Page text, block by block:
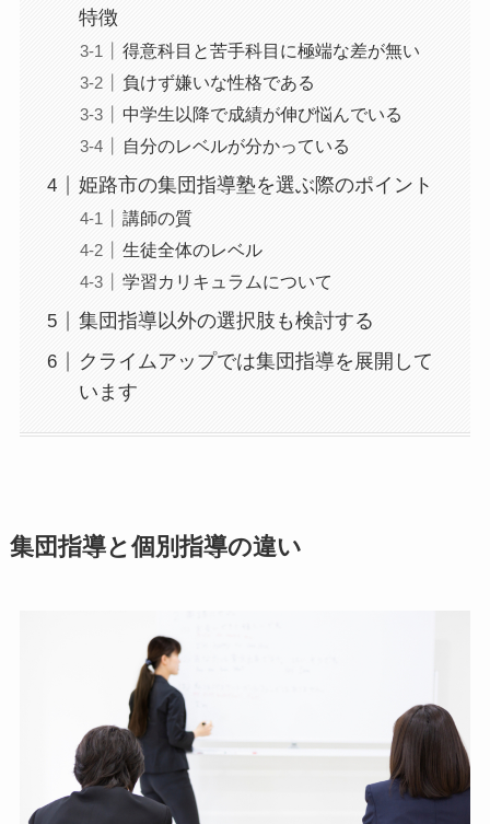
特徴
得意科目と苦手科目に極端な差が無い
負けず嫌いな性格である
中学生以降で成績が伸び悩んでいる
自分のレベルが分かっている
姫路市の集団指導塾を選ぶ際のポイント
講師の質
生徒全体のレベル
学習カリキュラムについて
集団指導以外の選択肢も検討する
クライムアップでは集団指導を展開して
います
集団指導と個別指導の違い